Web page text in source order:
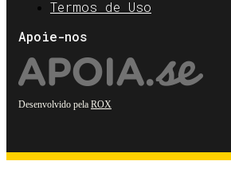
Termos de Uso
Apoie-nos
Desenvolvido pela ROX